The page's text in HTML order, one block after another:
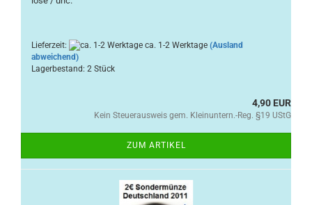
Lieferzeit: ca. 1-2 Werktage (Ausland
abweichend)
Lagerbestand: 2 Stück
4,90 EUR
Kein Steuerausweis gem. Kleinuntern.-Reg. §19 UStG
ZUM ARTIKEL